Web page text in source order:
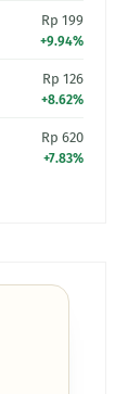
Rp 199
+9.94%
Rp 126
+8.62%
Rp 620
+7.83%